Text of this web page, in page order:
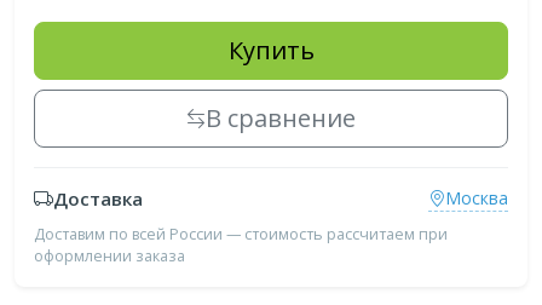
Купить
В сравнение
Доставка Москва
Доставим по всей России — стоимость рассчитаем при
оформлении заказа